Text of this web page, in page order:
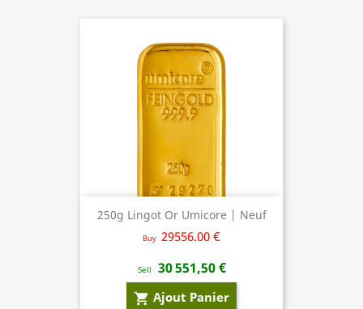
250g Lingot Or Umicore | Neuf
Buy 29556.00 €
Sell 30 551,50 €
shopping_cart Ajout Panier